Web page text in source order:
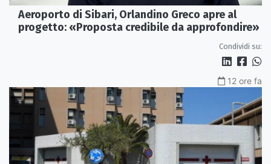
Aeroporto di Sibari, Orlandino Greco apre al
progetto: «Proposta credibile da approfondire»
Condividi su:
12 ore fa